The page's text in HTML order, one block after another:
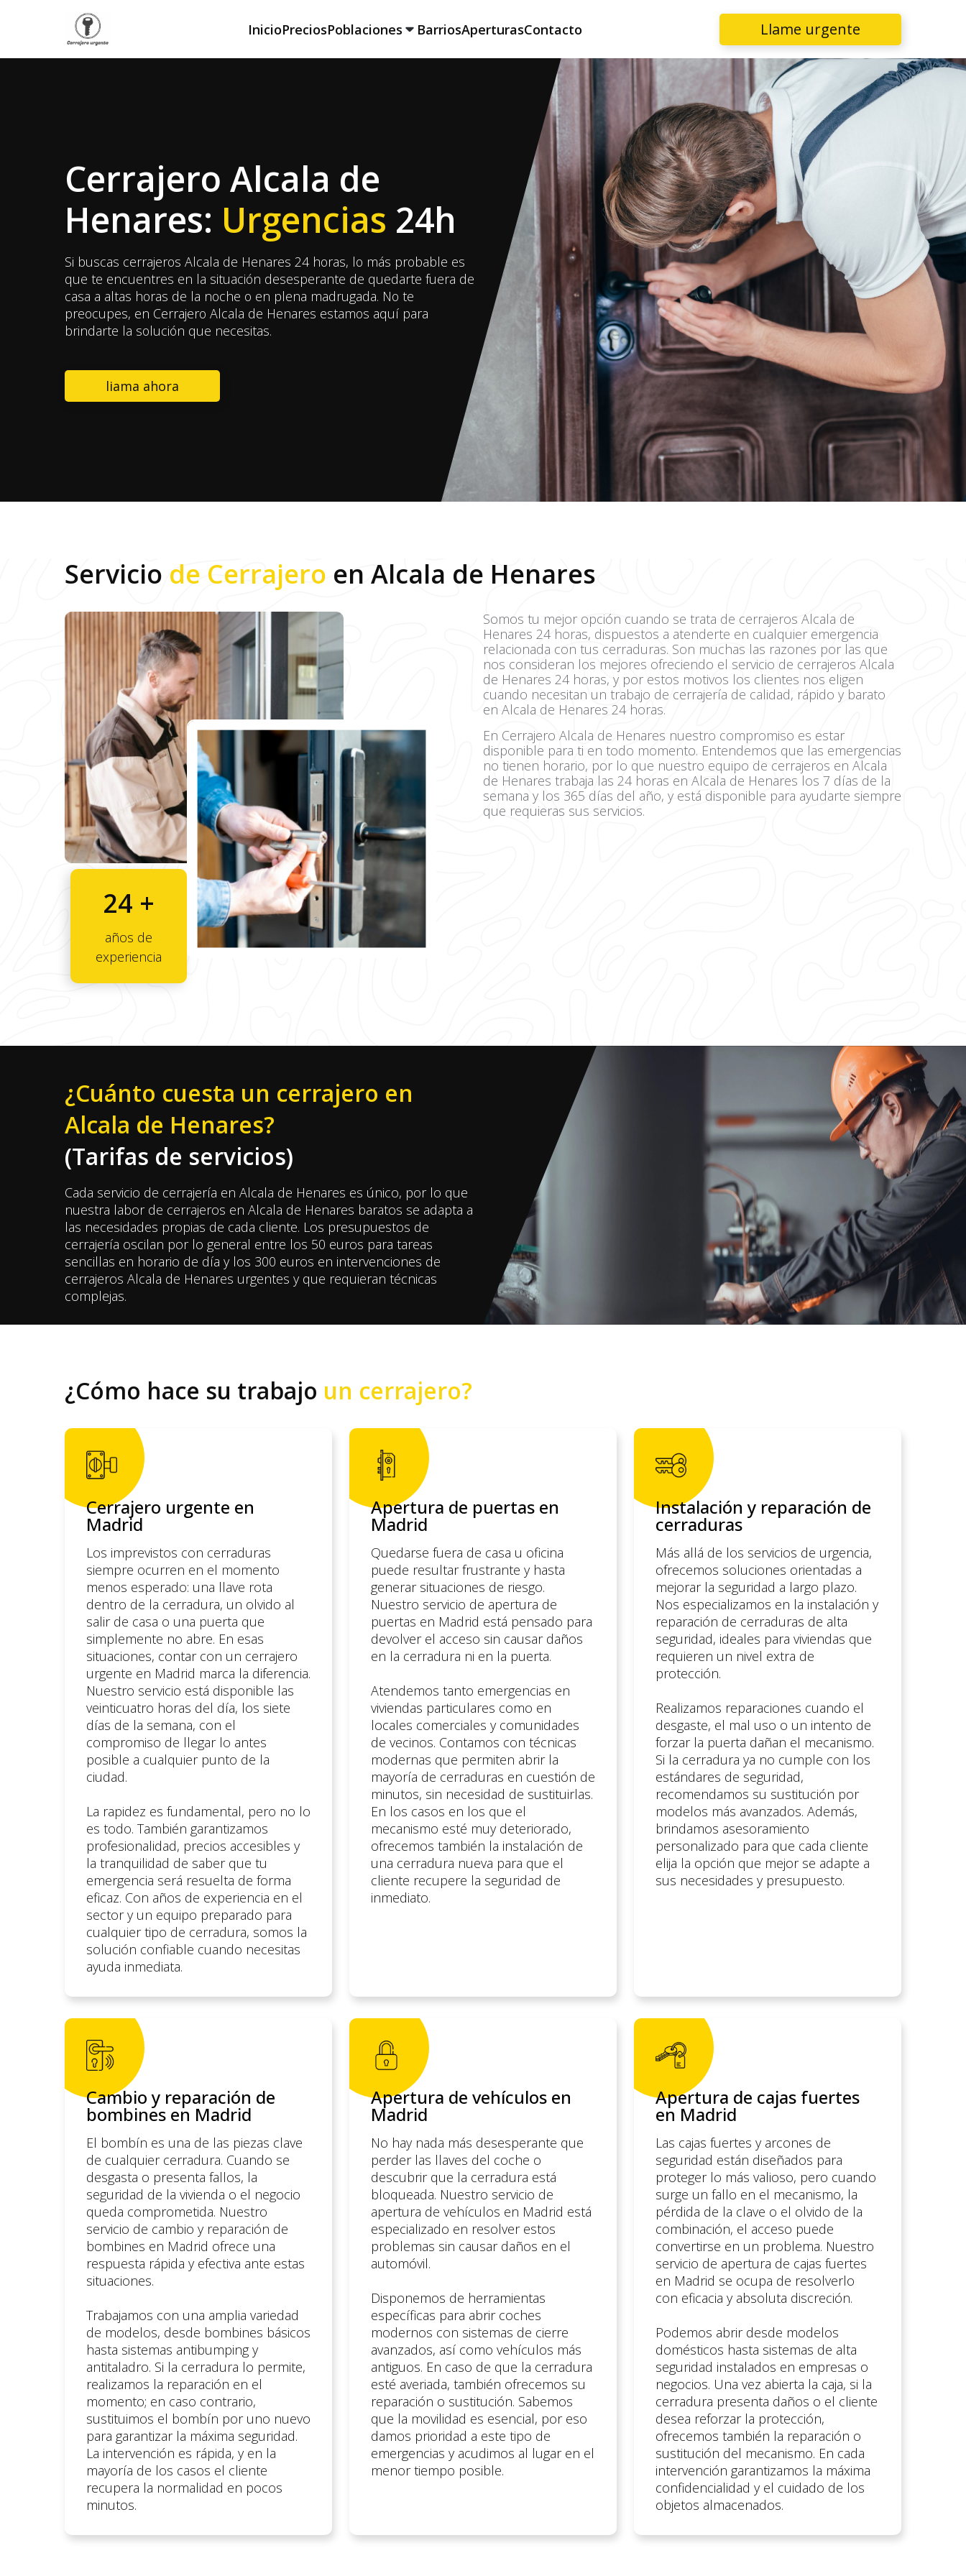
InicioPreciosPoblaciones BarriosAperturasContacto Llame urgente
Cerrajero Alcala de
Henares: Urgencias 24h
Si buscas cerrajeros Alcala de Henares 24 horas, lo más probable es
que te encuentres en la situación desesperante de quedarte fuera de
casa a altas horas de la noche o en plena madrugada. No te
preocupes, en Cerrajero Alcala de Henares estamos aquí para
brindarte la solución que necesitas.
liama ahora
Servicio de Cerrajero en Alcala de Henares
24 +
años de
experiencia
Somos tu mejor opción cuando se trata de cerrajeros Alcala de
Henares 24 horas, dispuestos a atenderte en cualquier emergencia
relacionada con tus cerraduras. Son muchas las razones por las que
nos consideran los mejores ofreciendo el servicio de cerrajeros Alcala
de Henares 24 horas, y por estos motivos los clientes nos eligen
cuando necesitan un trabajo de cerrajería de calidad, rápido y barato
en Alcala de Henares 24 horas.
En Cerrajero Alcala de Henares nuestro compromiso es estar
disponible para ti en todo momento. Entendemos que las emergencias
no tienen horario, por lo que nuestro equipo de cerrajeros en Alcala
de Henares trabaja las 24 horas en Alcala de Henares los 7 días de la
semana y los 365 días del año, y está disponible para ayudarte siempre
que requieras sus servicios.
¿Cuánto cuesta un cerrajero en
Alcala de Henares?
(Tarifas de servicios)
Cada servicio de cerrajería en Alcala de Henares es único, por lo que
nuestra labor de cerrajeros en Alcala de Henares baratos se adapta a
las necesidades propias de cada cliente. Los presupuestos de
cerrajería oscilan por lo general entre los 50 euros para tareas
sencillas en horario de día y los 300 euros en intervenciones de
cerrajeros Alcala de Henares urgentes y que requieran técnicas
complejas.
¿Cómo hace su trabajo un cerrajero?
Cerrajero urgente en
Madrid
Los imprevistos con cerraduras
siempre ocurren en el momento
menos esperado: una llave rota
dentro de la cerradura, un olvido al
salir de casa o una puerta que
simplemente no abre. En esas
situaciones, contar con un cerrajero
urgente en Madrid marca la diferencia.
Nuestro servicio está disponible las
veinticuatro horas del día, los siete
días de la semana, con el
compromiso de llegar lo antes
posible a cualquier punto de la
ciudad.
La rapidez es fundamental, pero no lo
es todo. También garantizamos
profesionalidad, precios accesibles y
la tranquilidad de saber que tu
emergencia será resuelta de forma
eficaz. Con años de experiencia en el
sector y un equipo preparado para
cualquier tipo de cerradura, somos la
solución confiable cuando necesitas
ayuda inmediata.
Apertura de puertas en
Madrid
Quedarse fuera de casa u oficina
puede resultar frustrante y hasta
generar situaciones de riesgo.
Nuestro servicio de apertura de
puertas en Madrid está pensado para
devolver el acceso sin causar daños
en la cerradura ni en la puerta.
Atendemos tanto emergencias en
viviendas particulares como en
locales comerciales y comunidades
de vecinos. Contamos con técnicas
modernas que permiten abrir la
mayoría de cerraduras en cuestión de
minutos, sin necesidad de sustituirlas.
En los casos en los que el
mecanismo esté muy deteriorado,
ofrecemos también la instalación de
una cerradura nueva para que el
cliente recupere la seguridad de
inmediato.
Instalación y reparación de
cerraduras
Más allá de los servicios de urgencia,
ofrecemos soluciones orientadas a
mejorar la seguridad a largo plazo.
Nos especializamos en la instalación y
reparación de cerraduras de alta
seguridad, ideales para viviendas que
requieren un nivel extra de
protección.
Realizamos reparaciones cuando el
desgaste, el mal uso o un intento de
forzar la puerta dañan el mecanismo.
Si la cerradura ya no cumple con los
estándares de seguridad,
recomendamos su sustitución por
modelos más avanzados. Además,
brindamos asesoramiento
personalizado para que cada cliente
elija la opción que mejor se adapte a
sus necesidades y presupuesto.
Cambio y reparación de
bombines en Madrid
El bombín es una de las piezas clave
de cualquier cerradura. Cuando se
desgasta o presenta fallos, la
seguridad de la vivienda o el negocio
queda comprometida. Nuestro
servicio de cambio y reparación de
bombines en Madrid ofrece una
respuesta rápida y efectiva ante estas
situaciones.
Trabajamos con una amplia variedad
de modelos, desde bombines básicos
hasta sistemas antibumping y
antitaladro. Si la cerradura lo permite,
realizamos la reparación en el
momento; en caso contrario,
sustituimos el bombín por uno nuevo
para garantizar la máxima seguridad.
La intervención es rápida, y en la
mayoría de los casos el cliente
recupera la normalidad en pocos
minutos.
Apertura de vehículos en
Madrid
No hay nada más desesperante que
perder las llaves del coche o
descubrir que la cerradura está
bloqueada. Nuestro servicio de
apertura de vehículos en Madrid está
especializado en resolver estos
problemas sin causar daños en el
automóvil.
Disponemos de herramientas
específicas para abrir coches
modernos con sistemas de cierre
avanzados, así como vehículos más
antiguos. En caso de que la cerradura
esté averiada, también ofrecemos su
reparación o sustitución. Sabemos
que la movilidad es esencial, por eso
damos prioridad a este tipo de
emergencias y acudimos al lugar en el
menor tiempo posible.
Apertura de cajas fuertes
en Madrid
Las cajas fuertes y arcones de
seguridad están diseñados para
proteger lo más valioso, pero cuando
surge un fallo en el mecanismo, la
pérdida de la clave o el olvido de la
combinación, el acceso puede
convertirse en un problema. Nuestro
servicio de apertura de cajas fuertes
en Madrid se ocupa de resolverlo
con eficacia y absoluta discreción.
Podemos abrir desde modelos
domésticos hasta sistemas de alta
seguridad instalados en empresas o
negocios. Una vez abierta la caja, si la
cerradura presenta daños o el cliente
desea reforzar la protección,
ofrecemos también la reparación o
sustitución del mecanismo. En cada
intervención garantizamos la máxima
confidencialidad y el cuidado de los
objetos almacenados.